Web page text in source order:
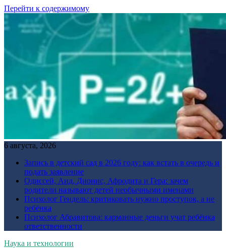
Перейти к содержимому
6 августа, 2026
Запись в детский сад в 2026 году: как встать в очередь и
подать заявление
Одиссей, Аид, Дионис, Афродита и Гера: зачем
родители называют детей необычными именами
Психолог Гендель: критиковать нужно проступок, а не
ребёнка
Психолог Абравитова: карманные деньги учат ребёнка
ответственности
Наука и технологии